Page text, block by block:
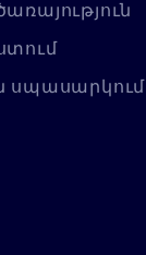
սպասարկում